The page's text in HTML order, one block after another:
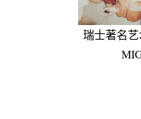
瑞士著名